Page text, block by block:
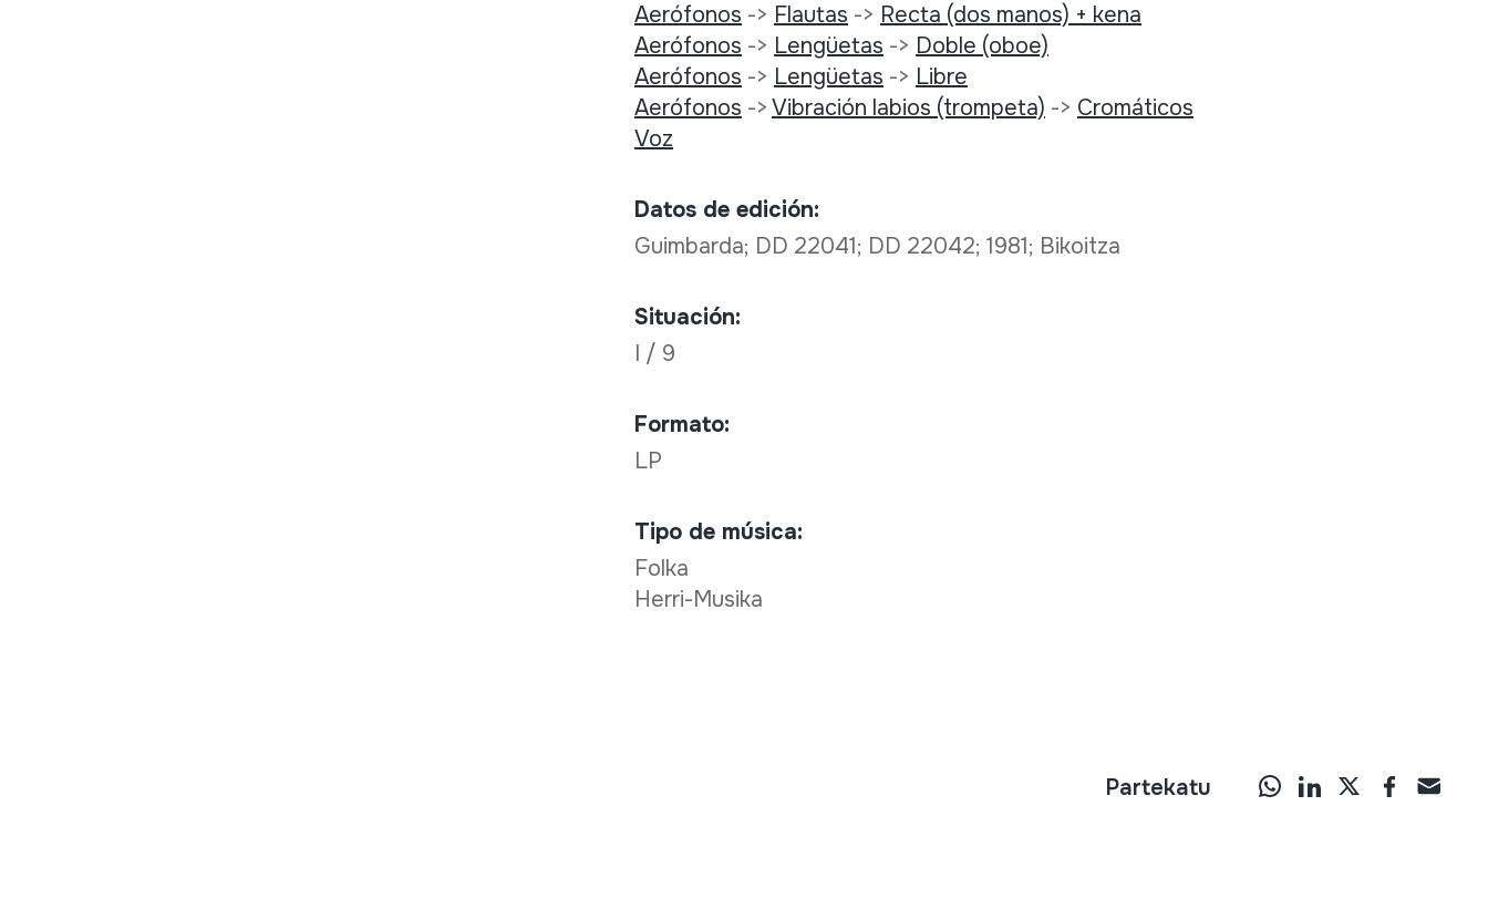
Aerófonos -> Flautas -> Recta (dos manos) + kena
Aerófonos -> Lengüetas -> Doble (oboe)
Aerófonos -> Lengüetas -> Libre
Aerófonos -> Vibración labios (trompeta) -> Cromáticos
Voz
Datos de edición:
Guimbarda; DD 22041; DD 22042; 1981; Bikoitza
Situación:
I / 9
Formato:
LP
Tipo de música:
Folka
Herri-Musika
Partekatu